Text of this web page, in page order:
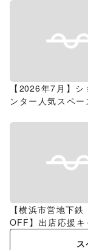
【2026年7月】
ンター人気スペー
【横浜市営地下
OFF】出店応援キ
特集